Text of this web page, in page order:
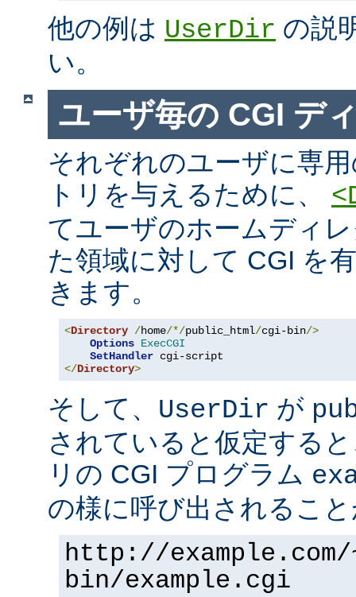
他の例は UserDir の説
い。
ユーザ毎の CGI デ
それぞれのユーザに専
トリを与えるために、
てユーザのホームディ
た領域に対して CGI を
きます。
<Directory /home/*/public_html/cgi-bin/>
Options ExecCGI
SetHandler
</Directory>
そして、 UserDir が
されていると仮定する
リの CGI プログラム
の様に呼び出されるこ
http://
bin/example.cgi